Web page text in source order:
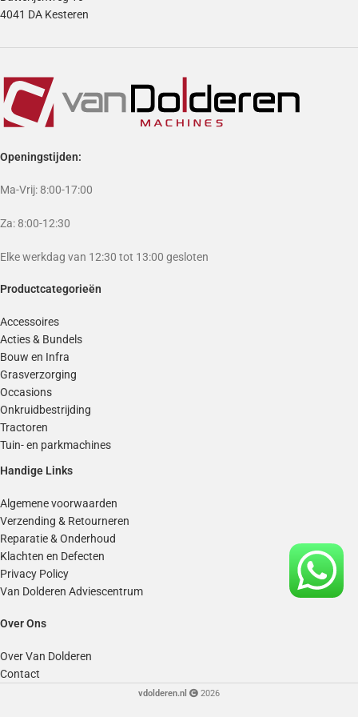
4041 DA Kesteren
Openingstijden:
Ma-Vrij: 8:00-17:00
Za: 8:00-12:30
Elke werkdag van 12:30 tot 13:00 gesloten
Productcategorieën
Accessoires
Acties & Bundels
Bouw en Infra
Grasverzorging
Occasions
Onkruidbestrijding
Tractoren
Tuin- en parkmachines
Handige Links
Algemene voorwaarden
Verzending & Retourneren
Reparatie & Onderhoud
Klachten en Defecten
Privacy Policy
Van Dolderen Adviescentrum
Over Ons
Over Van Dolderen
Contact
vdolderen.nl 2026